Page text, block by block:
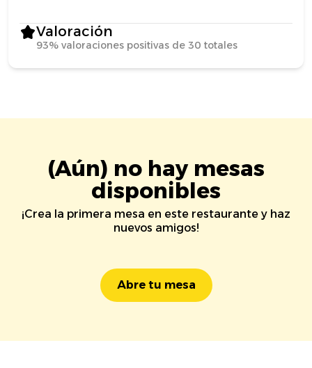
Valoración
93% valoraciones positivas de 30 totales
(Aún) no hay mesas
disponibles
¡Crea la primera mesa en este restaurante y haz
nuevos amigos!
Abre tu mesa